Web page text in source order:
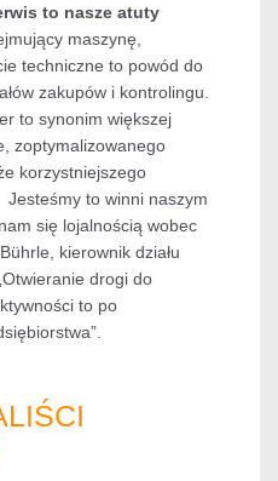
to nasze atuty
maszynę,
techniczne to powód do
zakupów i kontrolingu.
to synonim większej
zoptymalizowanego
korzystniejszego
to winni naszym
się lojalnością wobec
kierownik działu
drogi do
to po